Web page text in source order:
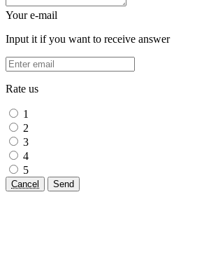
Your e-mail
Input it if you want to receive answer
Rate us
1
2
3
4
5
Cancel Send